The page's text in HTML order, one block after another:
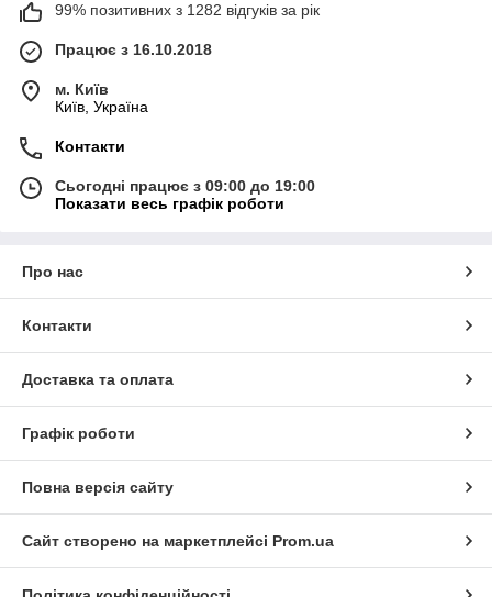
99% позитивних з 1282 відгуків за рік
Працює з 16.10.2018
м. Київ
Київ, Україна
Контакти
Сьогодні працює з 09:00 до 19:00
Показати весь графік роботи
Про нас
Контакти
Доставка та оплата
Графік роботи
Повна версія сайту
Сайт створено на маркетплейсі Prom.ua